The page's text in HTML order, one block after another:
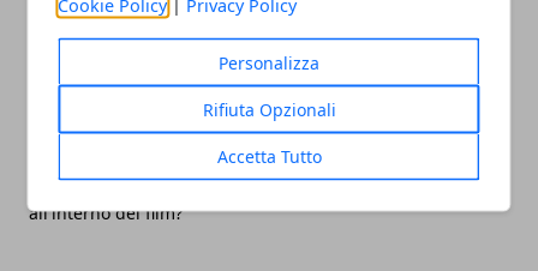
Personalizza
Rifiuta Opzionali
Accetta Tutto
Deadpool 3: Owen Wilson
all'interno del film?
James Gunn sul DCU: